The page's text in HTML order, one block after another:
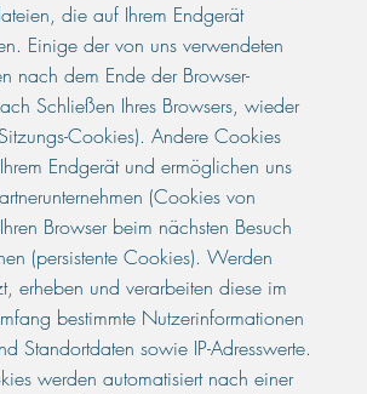
die auf Ihrem Endgerät
Einige der von uns verwendeten
nach dem Ende der Browser-
Schließen Ihres Browsers, wieder
Cookies). Andere Cookies
Endgerät und ermöglichen uns
(Cookies von
Browser beim nächsten Besuch
(persistente Cookies). Werden
erheben und verarbeiten diese im
bestimmte Nutzerinformationen
Standortdaten sowie IP-Adresswerte.
werden automatisiert nach einer